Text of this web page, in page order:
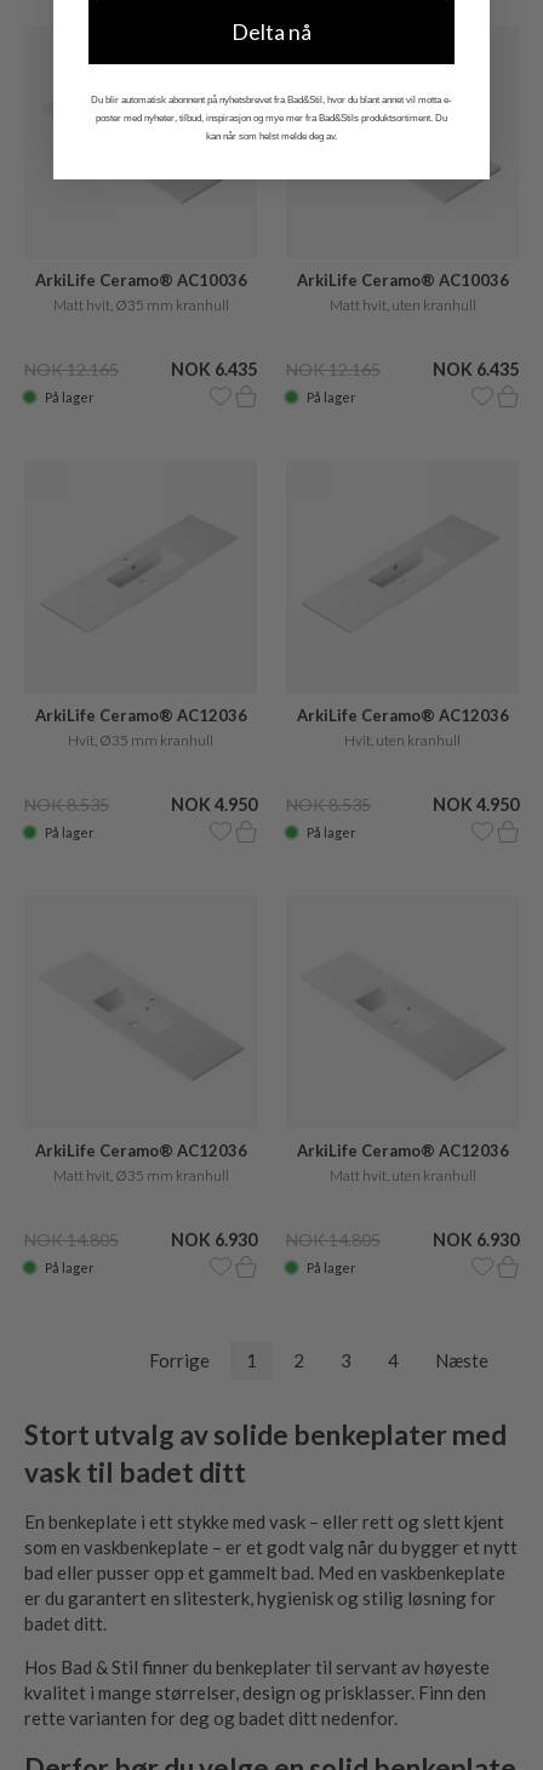
ArkiLife Ceramo® AC10036
Matt hvit, Ø35 mm kranhull
NOK 12.165 NOK 6.435
På lager
ArkiLife Ceramo® AC10036
Matt hvit, uten kranhull
NOK 12.165 NOK 6.435
På lager
ArkiLife Ceramo® AC12036
Hvit, Ø35 mm kranhull
NOK 8.535 NOK 4.950
På lager
ArkiLife Ceramo® AC12036
Hvit, uten kranhull
NOK 8.535 NOK 4.950
På lager
ArkiLife Ceramo® AC12036
Matt hvit, Ø35 mm kranhull
NOK 14.805 NOK 6.930
På lager
ArkiLife Ceramo® AC12036
Matt hvit, uten kranhull
NOK 14.805 NOK 6.930
På lager
Forrige 1 2 3 4 Næste
Stort utvalg av solide benkeplater med
vask til badet ditt
En benkeplate i ett stykke med vask – eller rett og slett kjent
som en vaskbenkeplate – er et godt valg når du bygger et nytt
bad eller pusser opp et gammelt bad. Med en vaskbenkeplate
er du garantert en slitesterk, hygienisk og stilig løsning for
badet ditt.
Hos Bad & Stil finner du benkeplater til servant av høyeste
kvalitet i mange størrelser, design og prisklasser. Finn den
rette varianten for deg og badet ditt nedenfor.
Delta nå
Du blir automatisk abonnent på nyhetsbrevet fra Bad&Stil, hvor du blant annet vil motta e-
poster med nyheter, tilbud, inspirasjon og mye mer fra Bad&Stils produktsortiment. Du
kan når som helst melde deg av.